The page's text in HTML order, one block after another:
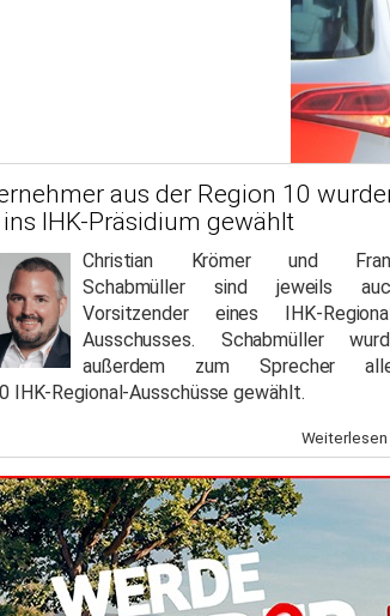
aus der Region 10
ins IHK-Präsidium gewählt
Christian Krömer und
Schabmüller sind jeweils
Vorsitzender eines IHK-
Ausschusses. Schabmüller
außerdem zum Sprecher
IHK-Regional-Ausschüsse gewählt.
Weiterlesen